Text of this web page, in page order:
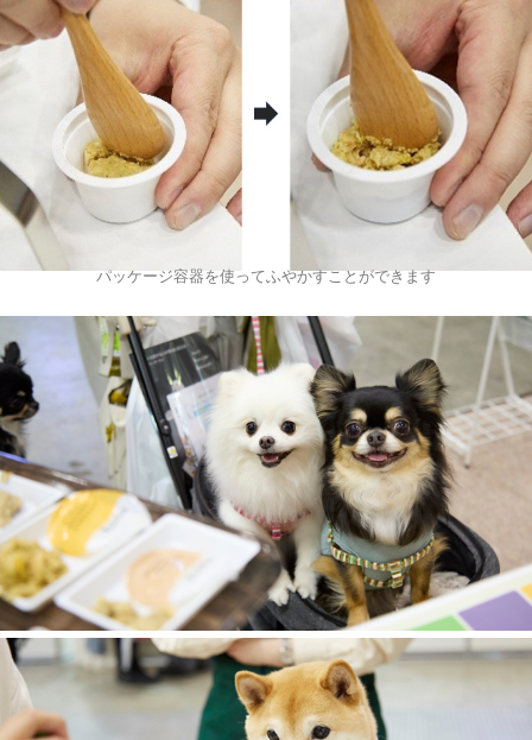
パッケージ容器を使ってふやかすことができます